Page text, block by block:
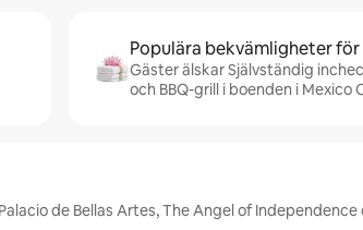
Populära bekvämligheter
Gäster älskar Självständig
och BBQ-grill i boenden i Mexico
de Bellas Artes, The Angel of